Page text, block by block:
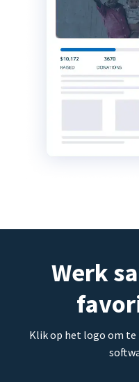
Werk
Klik op het logo om te